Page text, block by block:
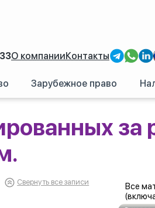
О компанииКонтакты
Зарубежное право
ли быть готовым? Делимся опытом.
за
Все
Свернуть все записи